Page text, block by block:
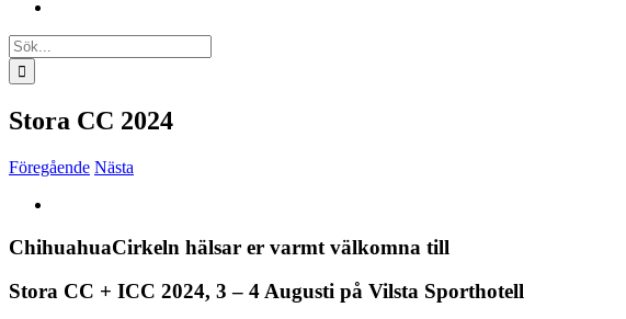
Sök
efter:
Stora CC 2024
Föregående Nästa
bild
ChihuahuaCirkeln hälsar er varmt välkomna till
Stora CC + ICC 2024, 3 – 4 Augusti på Vilsta Sporthotell